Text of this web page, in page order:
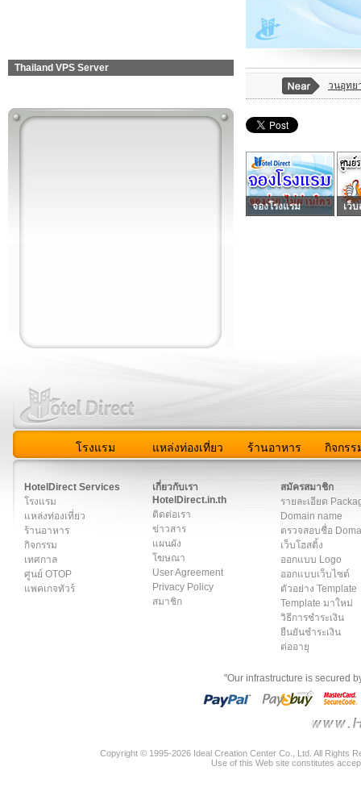
Thailand VPS Server
วนอุทย
จองโรงแรม เว็
โรงแรม แหล่งท่องเที่ยว ร้านอาหาร กิจกรร
HotelDirect Services
โรงแรม
แหล่งท่องเที่ยว
ร้านอาหาร
กิจกรรม
เทศกาล
ศูนย์ OTOP
แพคเกจทัวร์
เกี่ยวกับเรา
HotelDirect.in.th
ติดต่อเรา
ข่าวสาร
แผนผัง
โฆษณา
User Agreement
Privacy Policy
สมาชิก
สมัครสมาชิก
รายละเอียด
Domain name
ตรวจสอบชื่อ
เว็บโฮสติ้ง
ออกแบบ Logo
ออกแบบเว็บไซต์
ตัวอย่าง Template
Template มาใหม่
วิธีการชำระเงิน
ยืนยันชำระเงิน
ต่ออายุ
"Our infrastructure is secured
Copyright © 1995-2026 Ideal Creation Center Co., Ltd. All Rights
Use of this Web site constitutes